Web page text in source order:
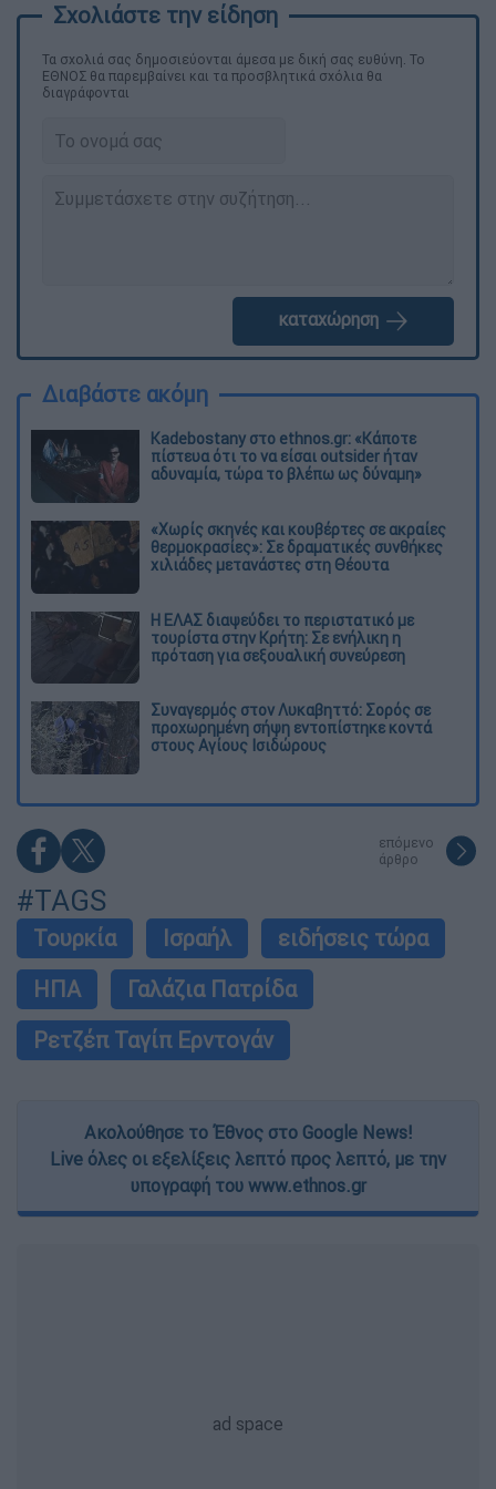
Τα σχολιά σας δημοσιεύονται άμεσα με δική σας ευθύνη. Το
ΕΘΝΟΣ θα παρεμβαίνει και τα προσβλητικά σχόλια θα
διαγράφονται
καταχώρηση
Διαβάστε ακόμη
Kadebostany στο ethnos.gr: «Κάποτε
πίστευα ότι το να είσαι outsider ήταν
αδυναμία, τώρα το βλέπω ως δύναμη»
«Χωρίς σκηνές και κουβέρτες σε ακραίες
θερμοκρασίες»: Σε δραματικές συνθήκες
χιλιάδες μετανάστες στη Θέουτα
Η ΕΛΑΣ διαψεύδει το περιστατικό με
τουρίστα στην Κρήτη: Σε ενήλικη η
πρόταση για σεξουαλική συνεύρεση
Συναγερμός στον Λυκαβηττό: Σορός σε
προχωρημένη σήψη εντοπίστηκε κοντά
στους Αγίους Ισιδώρους
επόμενο
άρθρο
#TAGS
Τουρκία Ισραήλ
ειδήσεις τώρα
ΗΠΑ
Γαλάζια Πατρίδα
Ρετζέπ Ταγίπ Ερντογάν
Ακολούθησε το Έθνος στο Google News!
Live όλες οι εξελίξεις λεπτό προς λεπτό, με την
υπογραφή του www.ethnos.gr